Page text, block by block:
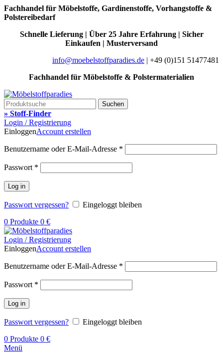
Fachhandel für Möbelstoffe, Gardinenstoffe, Vorhangstoffe &
Polstereibedarf
Schnelle Lieferung | Über 25 Jahre Erfahrung | Sicher
Einkaufen | Musterversand
info@moebelstoffparadies.de | +49 (0)151 51477481
Fachhandel für Möbelstoffe & Polstermaterialien
Suchen
» Stoff-Finder
Login / Registrierung
EinloggenAccount erstellen
Benutzername oder E-Mail-Adresse *
Passwort *
Log in
Passwort vergessen?
Eingeloggt bleiben
0 Produkte 0 €
Login / Registrierung
EinloggenAccount erstellen
Benutzername oder E-Mail-Adresse *
Passwort *
Log in
Passwort vergessen?
Eingeloggt bleiben
0 Produkte 0 €
Menü